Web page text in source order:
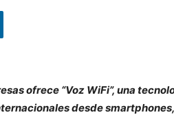
ofrece “Voz WiFi”, una
desde